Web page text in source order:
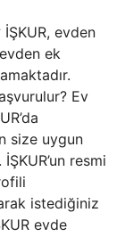
evden
ek
Ev
size uygun
resmi
istediğiniz
evde